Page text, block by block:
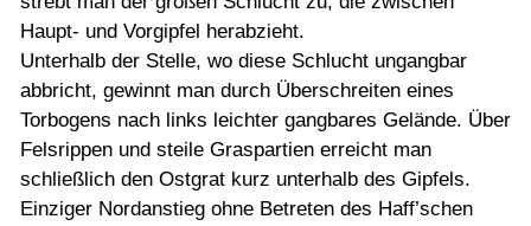
Haupt- und Vorgipfel herabzieht.
Unterhalb der Stelle, wo diese Schlucht ungangbar
abbricht, gewinnt man durch Überschreiten eines
Torbogens nach links leichter gangbares Gelände. Über
Felsrippen und steile Graspartien erreicht man
schließlich den Ostgrat kurz unterhalb des Gipfels.
Einziger Nordanstieg ohne Betreten des Haff’schen